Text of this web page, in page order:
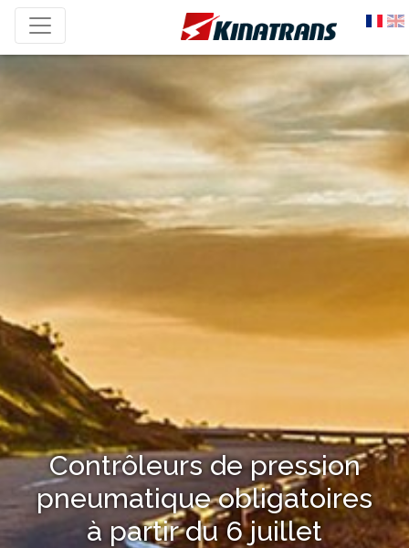
Contrôleurs de pression
pneumatique obligatoires
à partir du 6 juillet